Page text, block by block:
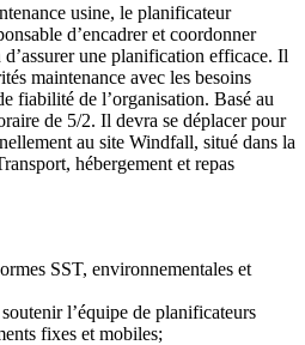
usine, le planificateur
d’encadrer et coordonner
une planification efficace. Il
maintenance avec les besoins
fiabilité de l’organisation. Basé au
de 5/2. Il devra se déplacer pour
au site Windfall, situé dans la
hébergement et repas
SST, environnementales et
l’équipe de planificateurs
fixes et mobiles;